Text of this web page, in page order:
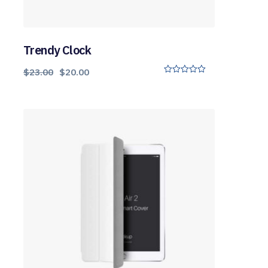
Trendy Clock
$23.00 $20.00